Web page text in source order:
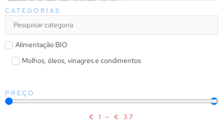
CATEGORIAS
Alimentação BIO
Molhos, óleos, vinagres e condimentos
PREÇO
€ 1 — € 37